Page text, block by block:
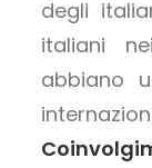
degli
italiani
abbiano